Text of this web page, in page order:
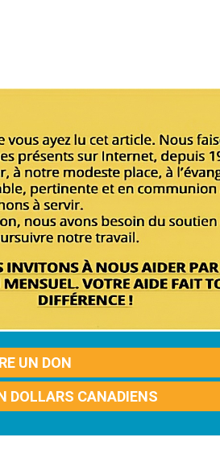
UN DON
DOLLARS CANADIENS